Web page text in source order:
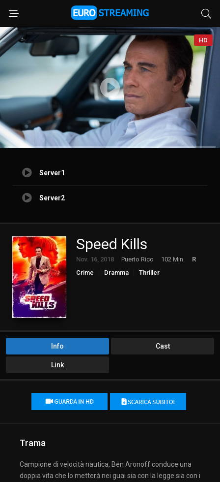
HD
Server1
Server2
Speed Kills
Nov. 16, 2018 Puerto Rico 102 Min.
R
Crime
Dramma Thriller
Info Cast
Link
Trama
Campione di velocità nautica, Ben Aronoff conduce una
doppia vita che lo metterà nei guai sia con la legge sia con i